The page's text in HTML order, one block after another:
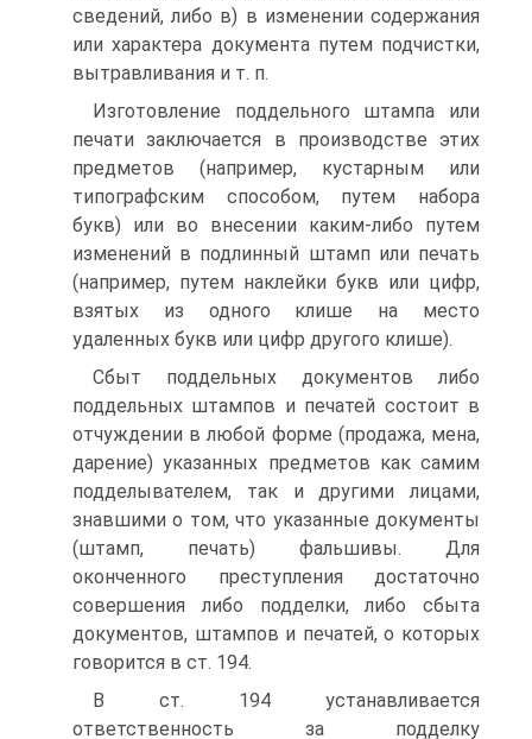
сведений, либо в) в изменении содержания
или характера документа путем подчистки,
вытравливания и т. п.
Изготовление поддельного штампа или
печати заключается в производстве этих
предметов (например, кустарным или
типографским способом, путем набора
букв) или во внесении каким-либо путем
изменений в подлинный штамп или печать
(например, путем наклейки букв или цифр,
взятых из одного клише на место
удаленных букв или цифр другого клише).
Сбыт поддельных документов либо
поддельных штампов и печатей состоит в
отчуждении в любой форме (продажа, мена,
дарение) указанных предметов как самим
подделывателем, так и другими лицами,
знавшими о том, что указанные документы
(штамп, печать) фальшивы. Для
оконченного преступления достаточно
совершения либо подделки, либо сбыта
документов, штампов и печатей, о которых
говорится в ст. 194.
В ст. 194 устанавливается
ответственность за подделку